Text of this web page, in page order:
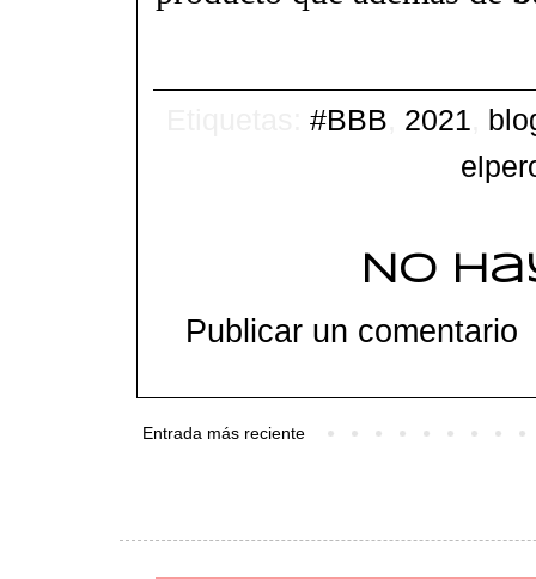
Etiquetas:#BBB 2021
No
Publicar un comentario
Entrada más reciente